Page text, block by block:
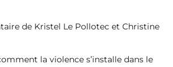
de Kristel Le Pollotec et Christine
la violence s’installe dans le